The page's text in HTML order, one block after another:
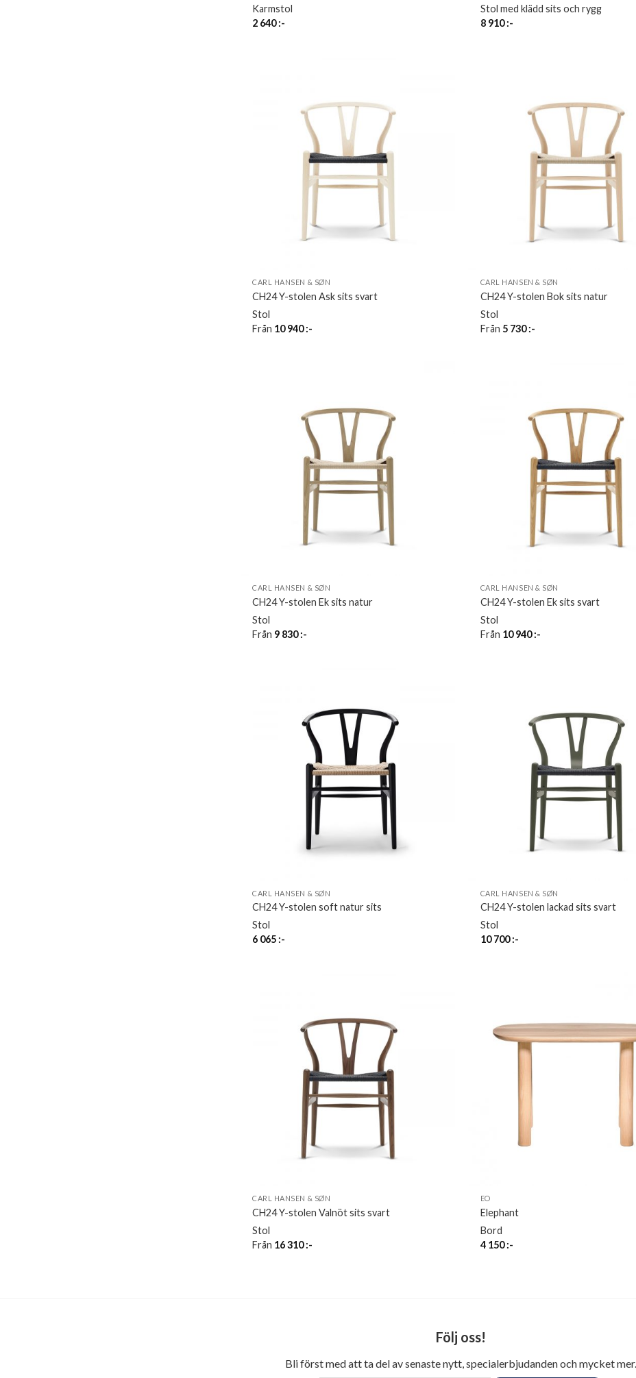
Karmstol
2 640:-
Stol med klädd sits och rygg
8 910:-
CARL HANSEN & SØN
CH24 Y-stolen Ask sits svart
Stol
Från 10 940:-
CARL HANSEN & SØN
CH24 Y-stolen Bok sits natur
Stol
Från 5 730:-
CARL HANSEN & SØN
CH24 Y-stolen Ek sits natur
Stol
Från 9 830:-
CARL HANSEN & SØN
CH24 Y-stolen Ek sits svart
Stol
Från 10 940:-
CARL HANSEN & SØN
CH24 Y-stolen soft natur sits
Stol
6 065 :-
CARL HANSEN & SØN
CH24 Y-stolen lackad sits svart
Stol
10 700:-
CARL HANSEN & SØN
CH24 Y-stolen Valnöt sits svart
Stol
Från 16 310:-
EO
Elephant
Bord
4 150:-
Följ oss!
Bli först med att ta del av senaste nytt, specialerbjudanden och mycket mer.